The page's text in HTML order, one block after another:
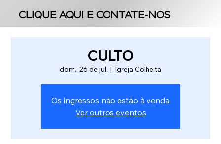
CLIQUE AQUI E CONTATE-NOS
CLIQUE AQUI E CONTATE-NOS
CULTO
dom., 26 de jul.
  |
Igreja Colheita
Os ingressos não estão à venda
Ver outros eventos